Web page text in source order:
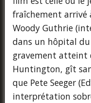
fraîchement arrivé
Woody Guthrie
dans un hôpital du
gravement atteint
Huntington, gît
que Pete Seeger
interprétation